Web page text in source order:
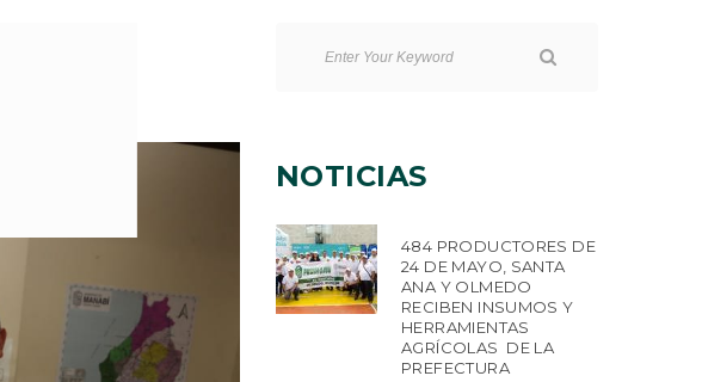
NOTICIAS
484 PRODUCTORES DE
24 DE MAYO, SANTA
ANA Y OLMEDO
RECIBEN INSUMOS Y
HERRAMIENTAS
AGRÍCOLAS DE LA
PREFECTURA